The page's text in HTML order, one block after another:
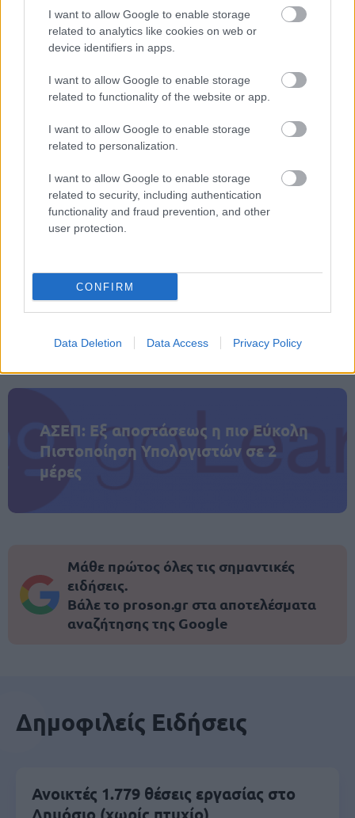
I want to allow Google to enable storage
related to analytics like cookies on web or
device identifiers in apps.
I want to allow Google to enable storage
related to functionality of the website or app.
I want to allow Google to enable storage
related to personalization.
I want to allow Google to enable storage
related to security, including authentication
functionality and fraud prevention, and other
user protection.
CONFIRM
Data Deletion Data Access Privacy Policy
αγωγής
1 εκπαιδευτικός θεατρικών σπουδών ειδικής
αγωγής
Η σχολική κοινότητα παραμένει συντετριμμένη,
ενώ αναμένεται επίσημη διερεύνηση των
συνθηκών του περιστατικού.
ΑΣΕΠ: Πιστοποίηση Αγγλικών σε
μόνο 2 ημέρες στα χέρια σας
ΑΣΕΠ: Εξ αποστάσεως η πιο Εύκολη
Πιστοποίηση Υπολογιστών σε 2
μέρες
Μάθε πρώτος όλες τις σημαντικές
ειδήσεις.
Βάλε το proson.gr στα αποτελέσματα
αναζήτησης της Google
Δημοφιλείς Ειδήσεις
Ανοικτές 1.779 θέσεις εργασίας στο